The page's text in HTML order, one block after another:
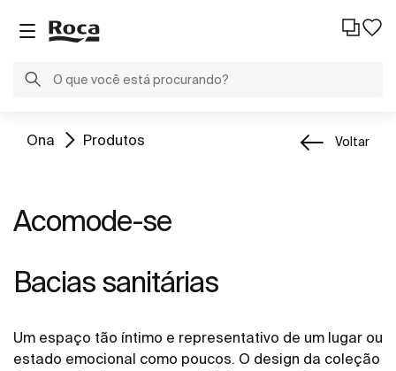
Ona Produtos Voltar
Acomode-se
Bacias sanitárias
Um espaço tão íntimo e representativo de um lugar ou
estado emocional como poucos. O design da coleção